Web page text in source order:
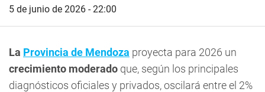
5 de junio de 2026 - 22:00
La Provincia de Mendoza proyecta para 2026 un
crecimiento moderado que, según los principales
diagnósticos oficiales y privados, oscilará entre el 2%